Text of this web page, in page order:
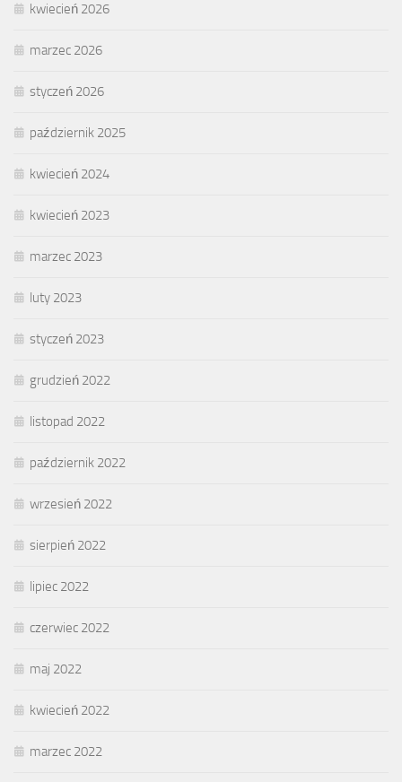
kwiecień 2026
marzec 2026
styczeń 2026
październik 2025
kwiecień 2024
kwiecień 2023
marzec 2023
luty 2023
styczeń 2023
grudzień 2022
listopad 2022
październik 2022
wrzesień 2022
sierpień 2022
lipiec 2022
czerwiec 2022
maj 2022
kwiecień 2022
marzec 2022